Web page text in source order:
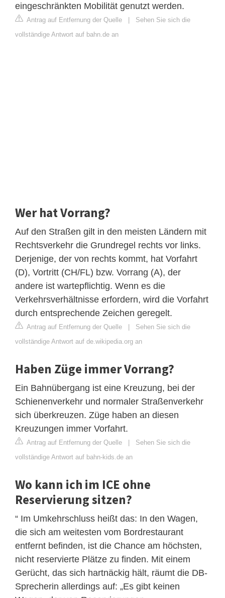
eingeschränkten Mobilität genutzt werden.
Antrag auf Entfernung der Quelle | Sehen Sie sich die
vollständige Antwort auf bahn.de an
Wer hat Vorrang?
Auf den Straßen gilt in den meisten Ländern mit
Rechtsverkehr die Grundregel rechts vor links.
Derjenige, der von rechts kommt, hat Vorfahrt
(D), Vortritt (CH/FL) bzw. Vorrang (A), der
andere ist wartepflichtig. Wenn es die
Verkehrsverhältnisse erfordern, wird die Vorfahrt
durch entsprechende Zeichen geregelt.
Antrag auf Entfernung der Quelle | Sehen Sie sich die
vollständige Antwort auf de.wikipedia.org an
Haben Züge immer Vorrang?
Ein Bahnübergang ist eine Kreuzung, bei der
Schienenverkehr und normaler Straßenverkehr
sich überkreuzen. Züge haben an diesen
Kreuzungen immer Vorfahrt.
Antrag auf Entfernung der Quelle | Sehen Sie sich die
vollständige Antwort auf bahn-kids.de an
Wo kann ich im ICE ohne
Reservierung sitzen?
“ Im Umkehrschluss heißt das: In den Wagen,
die sich am weitesten vom Bordrestaurant
entfernt befinden, ist die Chance am höchsten,
nicht reservierte Plätze zu finden. Mit einem
Gerücht, das sich hartnäckig hält, räumt die DB-
Sprecherin allerdings auf: „Es gibt keinen